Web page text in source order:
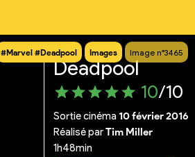
#Marvel #Deadpool Images Image n°3465
Deadpool
10/10
Sortie cinéma10 février 2016
Réalisé parTim Miller
1h48min